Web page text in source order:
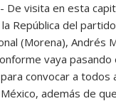
De visita en esta
República del
(Morena), Andrés
vaya pasando
convocar a todos
además de